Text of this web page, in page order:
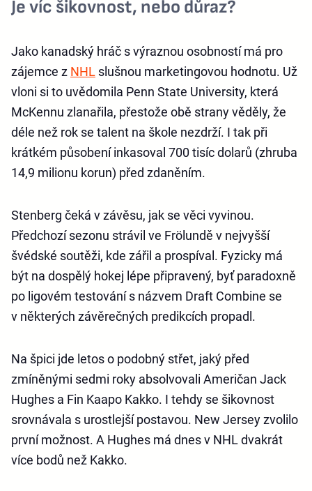
Je víc šikovnost, nebo důraz?
Jako kanadský hráč s výraznou osobností má pro
zájemce z NHL slušnou marketingovou hodnotu. Už
vloni si to uvědomila Penn State University, která
McKennu zlanařila, přestože obě strany věděly, že
déle než rok se talent na škole nezdrží. I tak při
krátkém působení inkasoval 700 tisíc dolarů (zhruba
14,9 milionu korun) před zdaněním.
Stenberg čeká v závěsu, jak se věci vyvinou.
Předchozí sezonu strávil ve Frölundě v nejvyšší
švédské soutěži, kde zářil a prospíval. Fyzicky má
být na dospělý hokej lépe připravený, byť paradoxně
po ligovém testování s názvem Draft Combine se
v některých závěrečných predikcích propadl.
Na špici jde letos o podobný střet, jaký před
zmíněnými sedmi roky absolvovali Američan Jack
Hughes a Fin Kaapo Kakko. I tehdy se šikovnost
srovnávala s urostlejší postavou. New Jersey zvolilo
první možnost. A Hughes má dnes v NHL dvakrát
více bodů než Kakko.